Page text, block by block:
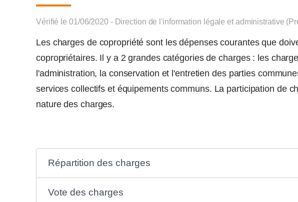
Vérifié le 01/06/2020 - Direction de l'information légale et administrative
Les charges de copropriété sont les dépenses courantes que
copropriétaires. Il y a 2 grandes catégories de charges : les
l'administration, la conservation et l'entretien des parties
services collectifs et équipements communs. La participation de
nature des charges.
Répartition des charges
Vote des charges